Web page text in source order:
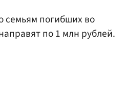
семьям погибших во
по 1 млн рублей.